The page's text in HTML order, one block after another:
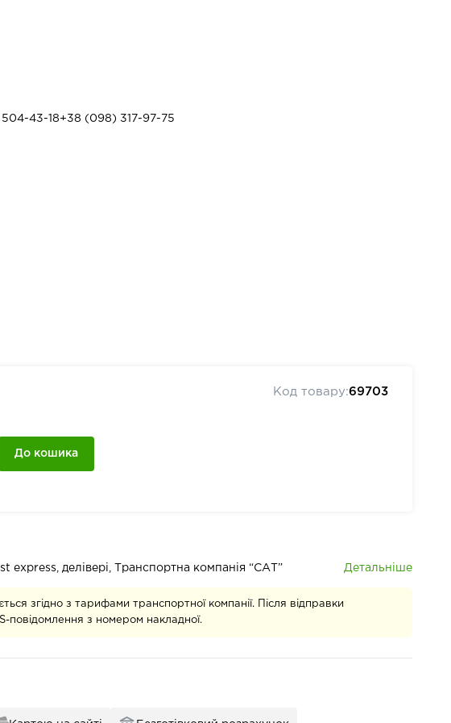
43-18+38 (098) 317-97-75
Код товару:69703
До кошика
express, делівері, Транспортна компанія “САТ” Детальніше
згідно з тарифами транспортної компанії. Після відправки
повідомлення з номером накладної.